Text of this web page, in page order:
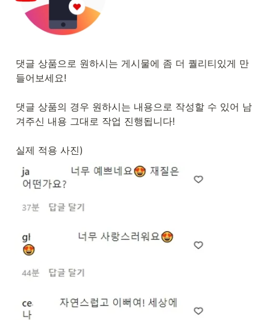
댓글 상품으로 원하시는 게시물에 좀 더 퀄리티있게 만
들어보세요!
댓글 상품의 경우 원하시는 내용으로 작성할 수 있어 남
겨주신 내용 그대로 작업 진행됩니다!
실제 적용 사진)